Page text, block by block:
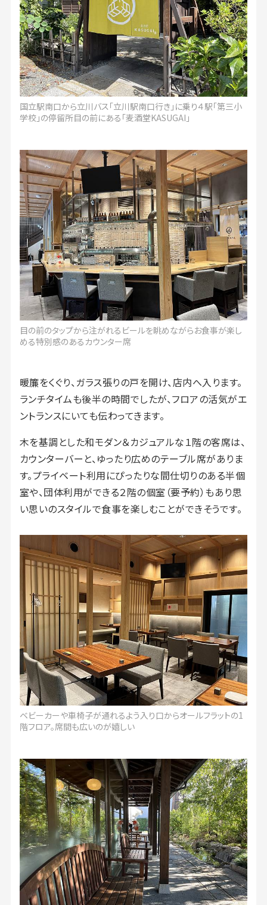
国立駅南口から立川バス「立川駅南口行き」に乗り４駅「第三小
学校」の停留所目の前にある「麦酒堂KASUGAI」
目の前のタップから注がれるビールを眺めながらお食事が楽し
める特別感のあるカウンター席
暖簾をくぐり、ガラス張りの戸を開け、店内へ入ります。
ランチタイムも後半の時間でしたが、フロアの活気がエ
ントランスにいても伝わってきます。
木を基調とした和モダン＆カジュアルな１階の客席は、
カウンターバーと、ゆったり広めのテーブル席がありま
す。プライベート利用にぴったりな間仕切りのある半個
室や、団体利用ができる２階の個室（要予約）もあり思
い思いのスタイルで食事を楽しむことができそうです。
ベビーカーや車椅子が通れるよう入り口からオールフラットの1
階フロア。席間も広いのが嬉しい